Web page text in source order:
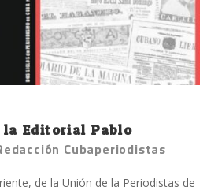
la Editorial Pablo
Cubaperiodistas
de la Unión de la Periodistas de